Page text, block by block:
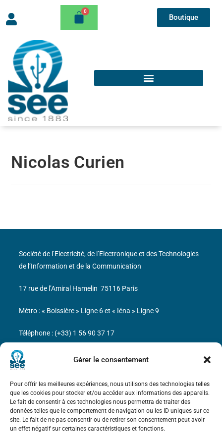
Gérer le consentement
Pour offrir les meilleures expériences, nous utilisons des technologies telles
que les cookies pour stocker et/ou accéder aux informations des appareils.
Le fait de consentir à ces technologies nous permettra de traiter des
données telles que le comportement de navigation ou les ID uniques sur ce
site. Le fait de ne pas consentir ou de retirer son consentement peut avoir
un effet négatif sur certaines caractéristiques et fonctions.
Boutique
Nicolas Curien
Bicentenaire des découvertes d’André-
Marie Ampère
Mentions légales
Société de l’Electricité, de l’Electronique et des Technologies
de l’Information et de la Communication
17 rue de l’Amiral Hamelin 75116 Paris
Métro : « Boissière » Ligne 6 et « Iéna » Ligne 9
Téléphone : (+33) 1 56 90 37 17
N° de SIREN : 785 393 232, Code APE : 9412Z TVA intra-
communautaire : FR44 785 393 232